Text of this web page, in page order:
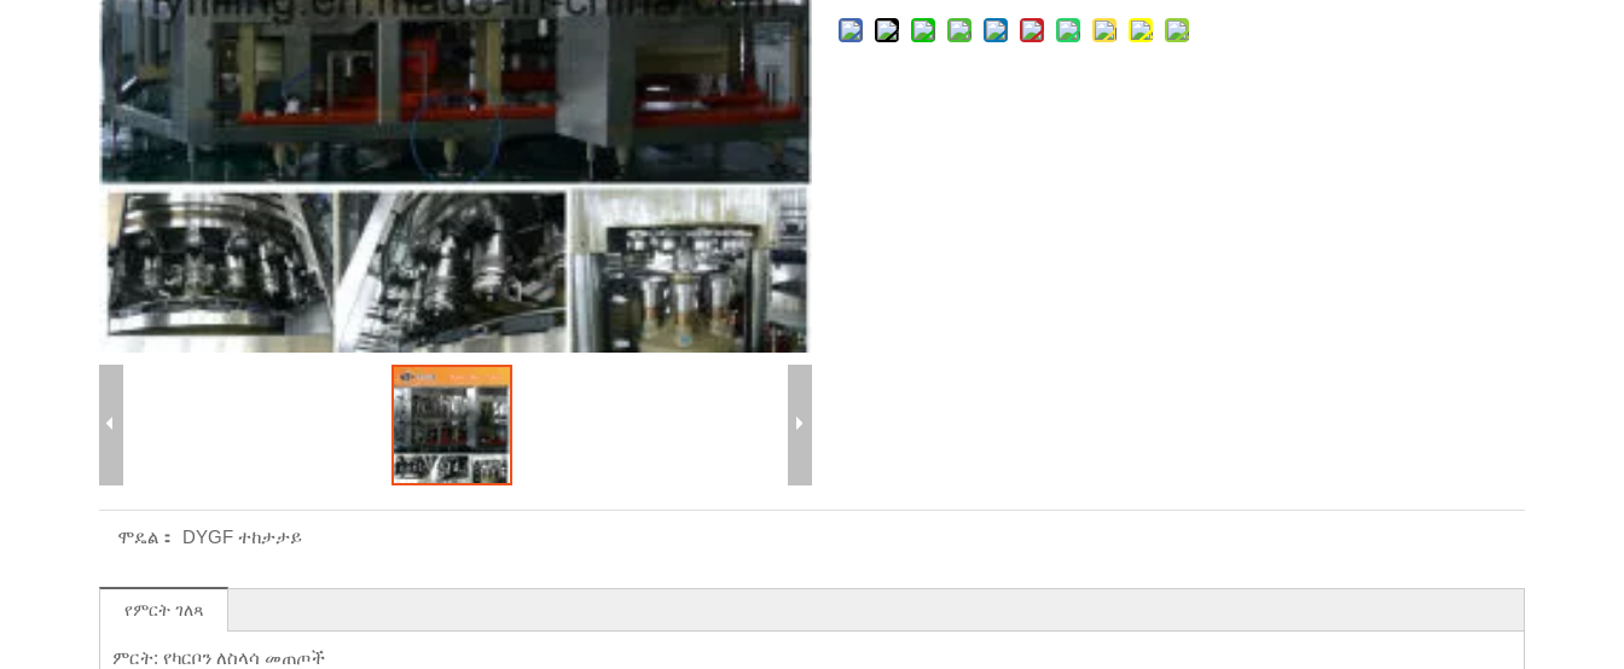
ሞዴል： DYGF ተከታታይ
የምርት ገለጻ
ምርት: የካርቦን ለስላሳ መጠጦች